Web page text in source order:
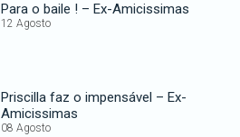
Para o baile ! – Ex-Amicissimas
12 Agosto
Priscilla faz o impensável – Ex-
Amicissimas
08 Agosto